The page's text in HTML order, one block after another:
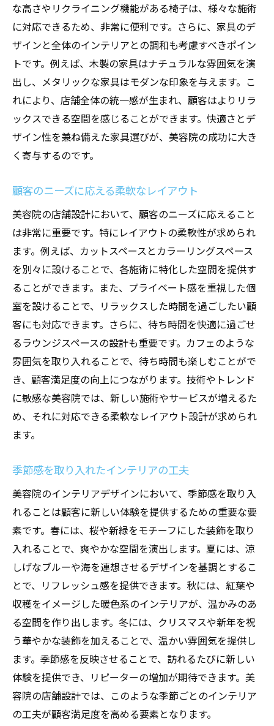
な高さやリクライニング機能がある椅子は、様々な施術
に対応できるため、非常に便利です。さらに、家具のデ
ザインと全体のインテリアとの調和も考慮すべきポイン
トです。例えば、木製の家具はナチュラルな雰囲気を演
出し、メタリックな家具はモダンな印象を与えます。こ
れにより、店舗全体の統一感が生まれ、顧客はよりリラ
ックスできる空間を感じることができます。快適さとデ
ザイン性を兼ね備えた家具選びが、美容院の成功に大き
く寄与するのです。
顧客のニーズに応える柔軟なレイアウト
美容院の店舗設計において、顧客のニーズに応えること
は非常に重要です。特にレイアウトの柔軟性が求められ
ます。例えば、カットスペースとカラーリングスペース
を別々に設けることで、各施術に特化した空間を提供す
ることができます。また、プライベート感を重視した個
室を設けることで、リラックスした時間を過ごしたい顧
客にも対応できます。さらに、待ち時間を快適に過ごせ
るラウンジスペースの設計も重要です。カフェのような
雰囲気を取り入れることで、待ち時間も楽しむことがで
き、顧客満足度の向上につながります。技術やトレンド
に敏感な美容院では、新しい施術やサービスが増えるた
め、それに対応できる柔軟なレイアウト設計が求められ
ます。
季節感を取り入れたインテリアの工夫
美容院のインテリアデザインにおいて、季節感を取り入
れることは顧客に新しい体験を提供するための重要な要
素です。春には、桜や新緑をモチーフにした装飾を取り
入れることで、爽やかな空間を演出します。夏には、涼
しげなブルーや海を連想させるデザインを基調とするこ
とで、リフレッシュ感を提供できます。秋には、紅葉や
収穫をイメージした暖色系のインテリアが、温かみのあ
る空間を作り出します。冬には、クリスマスや新年を祝
う華やかな装飾を加えることで、温かい雰囲気を提供し
ます。季節感を反映させることで、訪れるたびに新しい
体験を提供でき、リピーターの増加が期待できます。美
容院の店舗設計では、このような季節ごとのインテリア
の工夫が顧客満足度を高める要素となります。